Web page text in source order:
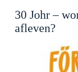
30 Johr –
afleven?